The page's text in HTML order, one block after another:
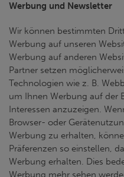
Werbung und Newsletter
Wir können bestimmten
Werbung auf unseren
Werbung auf anderen
Partner setzen
Technologien wie z. B.
um Ihnen Werbung auf der
Interessen anzuzeigen.
Browser- oder
Werbung zu erhalten,
Präferenzen so einstellen,
Werbung erhalten. Dies
Werbung mehr sehen